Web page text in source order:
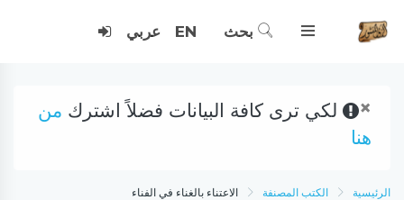
بحث EN عربي
× لكي ترى كافة البيانات فضلاً اشترك من
هنا
الرئيسية الكتب المصنفة الاعتناء بالغناء في الفناء